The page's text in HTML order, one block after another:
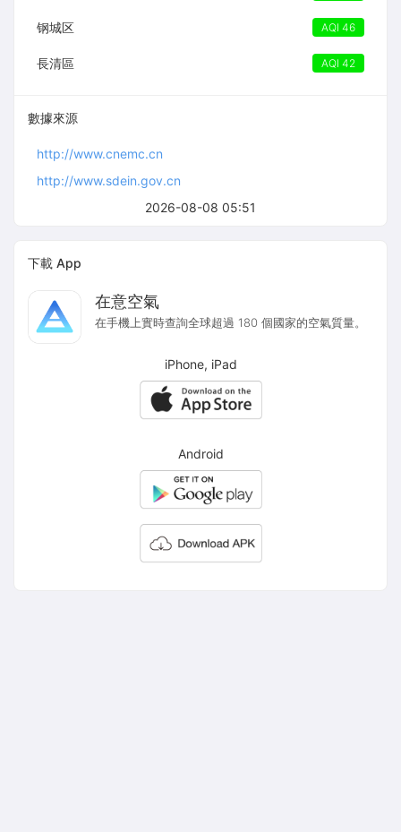
2026-08-08 05:51
钢城区 AQI 46
長清區 AQI 42
數據來源
http://www.cnemc.cn
http://www.sdein.gov.cn
下載 App
在意空氣
在手機上實時查詢全球超過 180 個國家的空氣質量。
iPhone, iPad
Android